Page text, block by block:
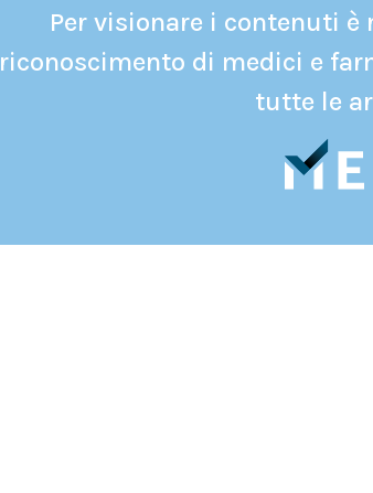
Per visionare i contenuti è
riconoscimento di medici e
tutte le